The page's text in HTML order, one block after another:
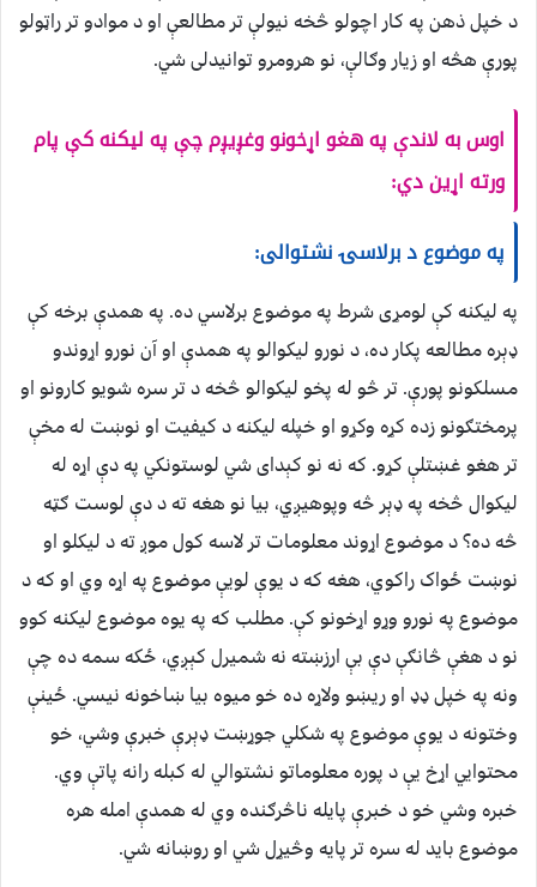
د خپل ذهن په کار اچولو څخه نیولې تر مطالعې او د موادو تر راټولو
پورې هڅه او زیار وګالې، نو هرومرو توانیدلی شي.
اوس به لاندې په هغو اړخونو وغږیږم چې په لیکنه کې پام
ورته اړین دي:
په موضوع د برلاسۍ نشتوالی:
په لیکنه کې لومړی شرط په موضوع برلاسي ده. په همدې برخه کې
ډېره مطالعه پکار ده، د نورو لیکوالو په همدې او آن نورو اړوندو
مسلکونو پورې. تر څو له پخو لیکوالو څخه د تر سره شویو کارونو او
پرمختګونو زده کړه وکړو او خپله لیکنه د کیفیت او نوښت له مخې
تر هغو غښتلې کړو. که نه نو کېدای شي لوستونکي په دې اړه له
لیکوال څخه په ډېر څه وپوهیږي، بیا نو هغه ته د دې لوست ګټه
څه ده؟ د موضوع اړوند معلومات تر لاسه کول موږ ته د لیکلو او
نوښت ځواک راکوي، هغه که د یوې لویې موضوع په اړه وي او که د
موضوع په نورو وړو اړخونو کې. مطلب که په یوه موضوع لیکنه کوو
نو د هغې څانګې دې بې ارزښته نه شمیرل کېږي، ځکه سمه ده چې
ونه په خپل ډډ او ریښو ولاړه ده خو میوه بیا ښاخونه نیسي. ځینې
وختونه د یوې موضوع په شکلي جوړښت ډېرې خبرې وشي، خو
محتوایي اړخ یې د پوره معلوماتو نشتوالي له کبله رانه پاتې وي.
خبره وشي خو د خبرې پایله ناڅرګنده وي له همدې امله هره
موضوع باید له سره تر پایه وڅیړل شي او روښانه شي.